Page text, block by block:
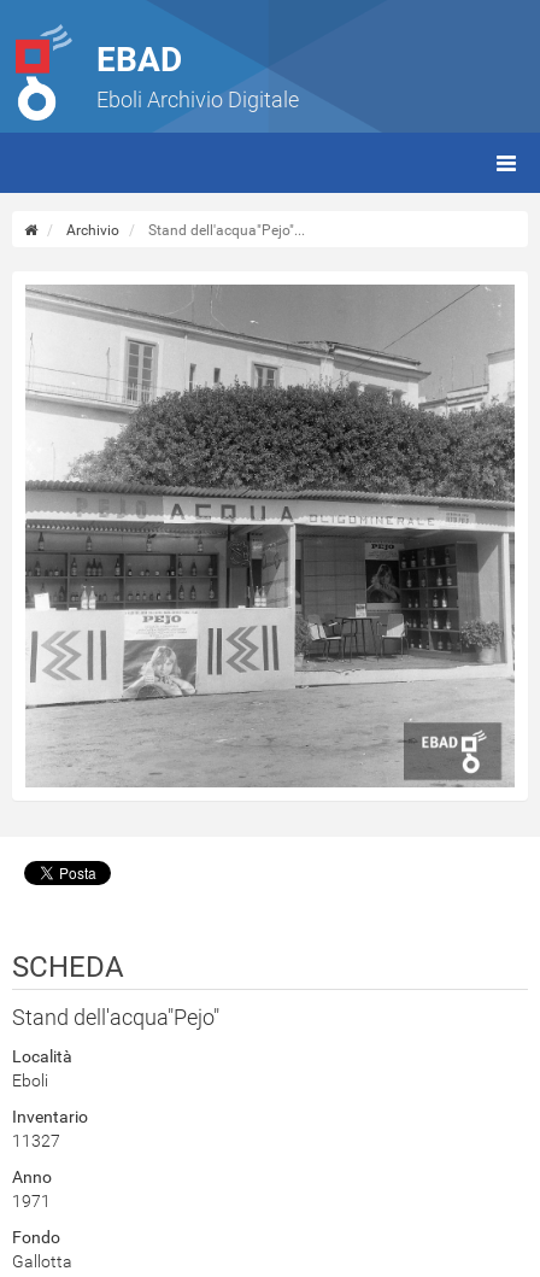
EBAD
Eboli Archivio Digitale
Archivio Stand dell'acqua"Pejo"...
SCHEDA
Stand dell'acqua"Pejo"
Località
Eboli
Inventario
11327
Anno
1971
Fondo
Gallotta